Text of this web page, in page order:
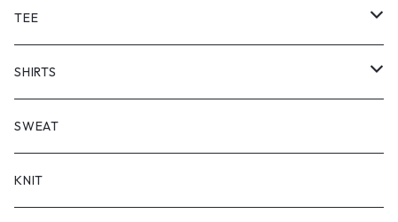
TEE
SHORT SLEEVE
LONG SLEEVE
SHIRTS
SHORT SLEEVE
LONG SLEEVE
SWEAT
KNIT